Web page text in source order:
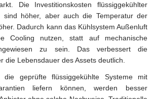
Die Investitionskosten flüssiggekühlter
sind höher, aber auch die Temperatur der
Dadurch kann das Kühlsystem Außenluft
Cooling nutzen, statt auf mechanische
zu sein. Das verbessert die
die Lebensdauer des Assets deutlich.
die geprüfte flüssiggekühlte Systeme mit
liefern können, werden besser